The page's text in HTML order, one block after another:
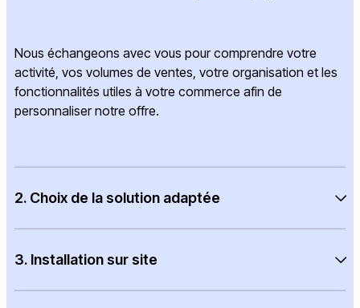
Nous échangeons avec vous pour comprendre votre
activité, vos volumes de ventes, votre organisation et les
fonctionnalités utiles à votre commerce afin de
personnaliser notre offre.
2. Choix de la solution adaptée
3. Installation sur site